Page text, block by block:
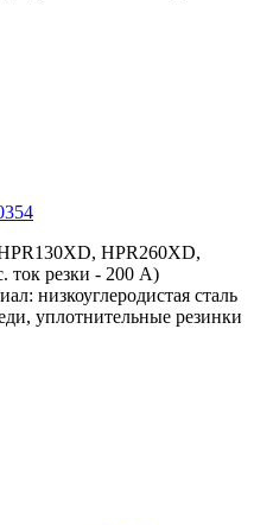
HPR260XD,
ток резки - 200 А)
низкоуглеродистая сталь
уплотнительные резинки